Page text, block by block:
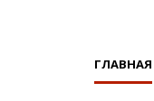
ГЛАВНАЯ